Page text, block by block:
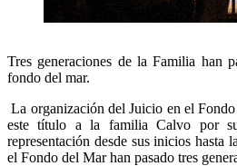
Tres generaciones de la Familia han
fondo del mar.
La organización del Juicio en el
este título a la familia Calvo por
representación desde sus inicios hasta
el Fondo del Mar han pasado tres